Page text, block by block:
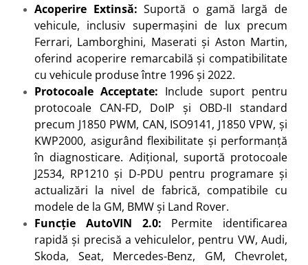
Acoperire Extinsă: Suportă o gamă largă de
vehicule, inclusiv supermașini de lux precum
Ferrari, Lamborghini, Maserati și Aston Martin,
oferind acoperire remarcabilă și compatibilitate
cu vehicule produse între 1996 și 2022.
Protocoale Acceptate: Include suport pentru
protocoale CAN-FD, DoIP și OBD-II standard
precum J1850 PWM, CAN, ISO9141, J1850 VPW, și
KWP2000, asigurând flexibilitate și performanță
în diagnosticare. Adițional, suportă protocoale
J2534, RP1210 și D-PDU pentru programare și
actualizări la nivel de fabrică, compatibile cu
modele de la GM, BMW și Land Rover.
Funcție AutoVIN 2.0: Permite identificarea
rapidă și precisă a vehiculelor, pentru VW, Audi,
Skoda, Seat, Mercedes-Benz, GM, Chevrolet,